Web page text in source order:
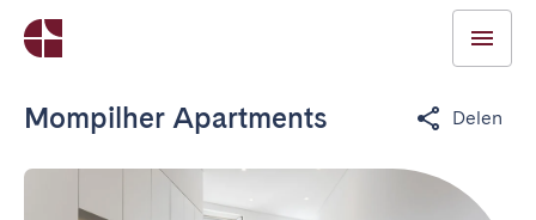
Mompilher Apartments Delen